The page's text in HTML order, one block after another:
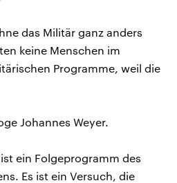
das Militär ganz anders
keine Menschen im
Programme, weil die
Johannes Weyer.
ein Folgeprogramm des
Es ist ein Versuch, die